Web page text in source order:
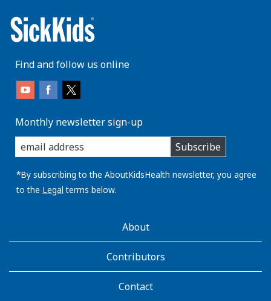
Find and follow us online
Monthly newsletter sign-up
enter
you
email
address:
Subscribe
*By subscribing to the AboutKidsHealth newsletter, you agree
to the Legal terms below.
AboutKidsHealthAbout
Contributors
Contact